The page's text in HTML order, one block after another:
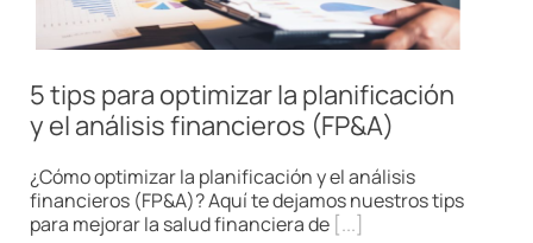
5 tips para optimizar la planificación
y el análisis financieros (FP&A)
¿Cómo optimizar la planificación y el análisis
financieros (FP&A)? Aquí te dejamos nuestros tips
para mejorar la salud financiera de [...]